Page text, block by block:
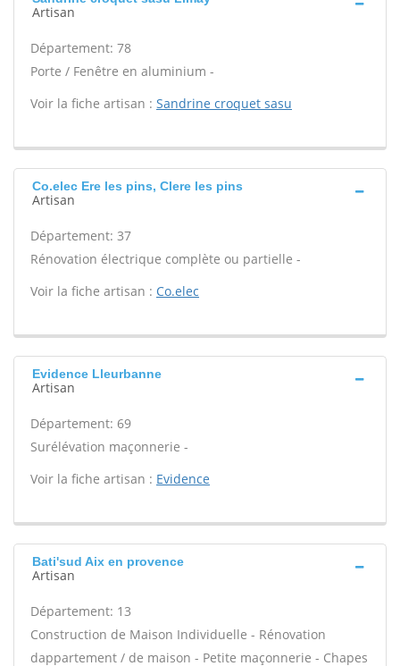
Artisan
Département: 78
Porte / Fenêtre en aluminium -
Voir la fiche artisan : Sandrine croquet sasu
Co.elec Ere les pins, Clere les pins
Artisan
Département: 37
Rénovation électrique complète ou partielle -
Voir la fiche artisan : Co.elec
Evidence Lleurbanne
Artisan
Département: 69
Surélévation maçonnerie -
Voir la fiche artisan : Evidence
Bati'sud Aix en provence
Artisan
Département: 13
Construction de Maison Individuelle - Rénovation
dappartement / de maison - Petite maçonnerie - Chapes